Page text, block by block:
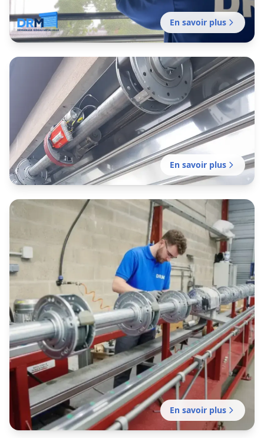
Entretien rideau métallique
Contrat d'entretien préventif pour garantir le
bon fonctionnement de vos fermetures
métalliques. Mission sans délai.
En savoir plus
Motorisation rideau métallique
Motorisation sans délai de votre rideau manuel
existant pour plus de confort et de sécurité.
En savoir plus
En savoir plus